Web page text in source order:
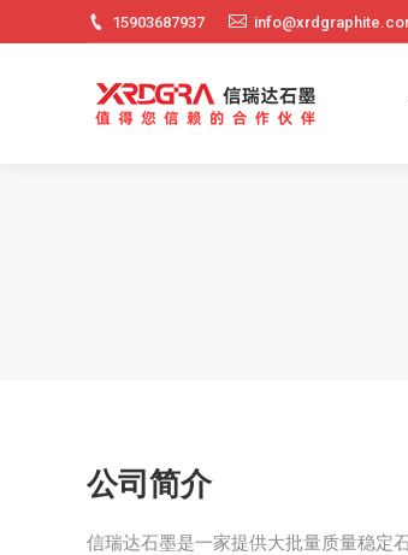
15903687937
公司简介
信瑞达石墨是一家提供大批量质量稳定